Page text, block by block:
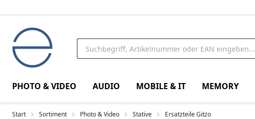
PHOTO & VIDEO AUDIO MOBILE & IT MEMORY
Start Sortiment Photo & Video Stative Ersatzteile Gitzo